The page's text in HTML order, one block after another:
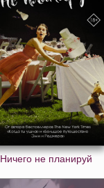
Ничего не планируй